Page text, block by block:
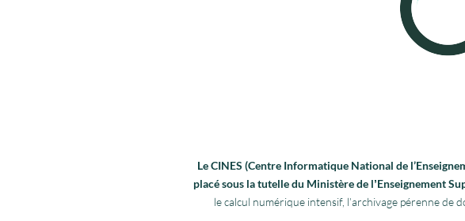
Le CINES (Centre Informatique National de
placé sous la tutelle du Ministère de lʼEnseignement
le calcul numérique intensif, l’archivage pérenne